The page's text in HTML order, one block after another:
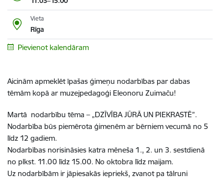
Vieta
Rīga
Pievienot kalendāram
Aicinām apmeklēt īpašas ģimeņu nodarbības par dabas
tēmām kopā ar muzejpedagoģi Eleonoru Zuimaču!
Martā nodarbību tēma – „DZĪVĪBA JŪRĀ UN PIEKRASTĒ”.
Nodarbība būs piemērota ģimenēm ar bērniem vecumā no 5
līdz 12 gadiem.
Nodarbības norisināsies katra mēneša 1., 2. un 3. sestdienā
no plkst. 11.00 līdz 15.00. No oktobra līdz maijam.
Uz nodarbībām ir jāpiesakās iepriekš, zvanot pa tālruni